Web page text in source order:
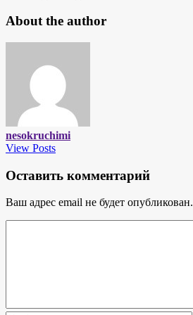
About the author
nesokruchimi
View Posts
Оставить комментарий
Ваш адрес email не будет опубликован.